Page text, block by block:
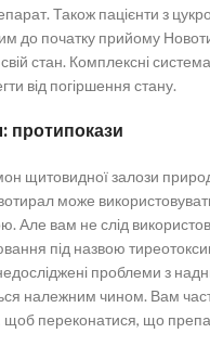
Також пацієнти з
до початку прийому
стан. Комплексні
від погіршення стану.
протипокази
щитовидної залози
може
Але вам не слід
під назвою
проблеми з
належним чином. Вам
щоб переконатися, що